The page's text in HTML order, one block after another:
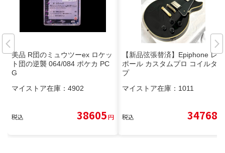
美品 R団のミュウツーex ロケッ
ト団の逆襲 064/084 ポケカ PC
G
マイストア在庫： 4902
税込 38605円
【新品弦張替済】Epiphone レス
ポール カスタムプロ コイルタッ
プ
マイストア在庫： 1011
税込 34768